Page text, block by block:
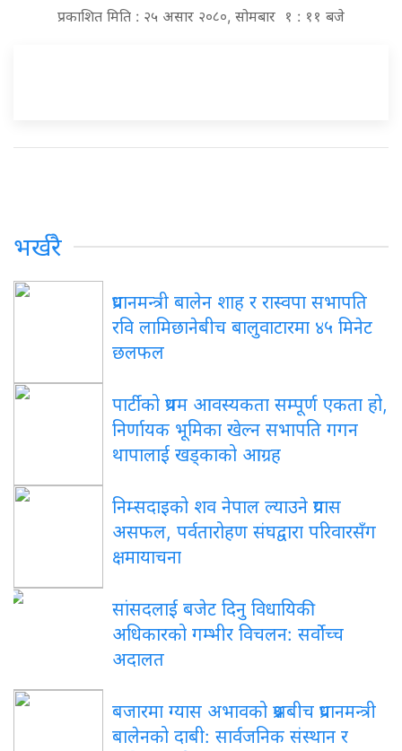
प्रकाशित मिति : २५ असार २०८०, सोमबार १ : ११ बजे
भर्खरै
प्रधानमन्त्री बालेन शाह र रास्वपा सभापति
रवि लामिछानेबीच बालुवाटारमा ४५ मिनेट
छलफल
पार्टीको प्रथम आवस्यकता सम्पूर्ण एकता हो,
निर्णायक भूमिका खेल्न सभापति गगन
थापालाई खड्काको आग्रह
निम्सदाइको शव नेपाल ल्याउने प्रयास
असफल, पर्वतारोहण संघद्वारा परिवारसँग
क्षमायाचना
सांसदलाई बजेट दिनु विधायिकी
अधिकारको गम्भीर विचलन: सर्वोच्च
अदालत
बजारमा ग्यास अभावको प्रश्नबीच प्रधानमन्त्री
बालेनको दाबी: सार्वजनिक संस्थान र